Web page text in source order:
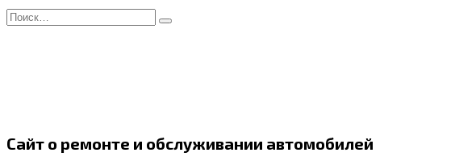
Перейти
к
Search
for:
Сайт о ремонте и обслуживании автомобилей